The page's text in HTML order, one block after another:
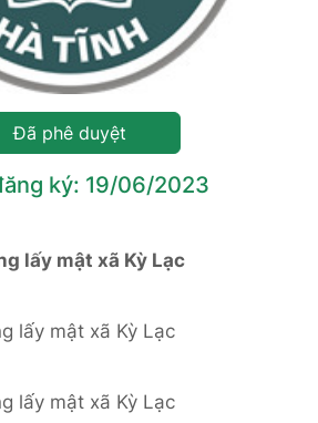
Đã phê duyệt
ký: 19/06/2023
lấy mật xã Kỳ Lạc
lấy mật xã Kỳ Lạc
lấy mật xã Kỳ Lạc